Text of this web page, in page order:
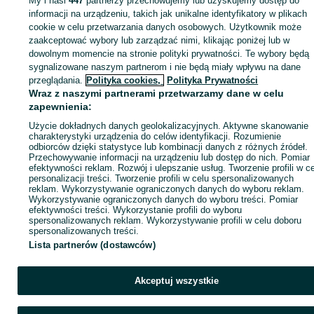
Zaloguj się lub załóż konto na OLX, aby skontaktować się z
sprzedającym
Zaloguj się / Załóż konto
informacji na urządzeniu, takich jak unikalne identyfikatory w plikach
cookie w celu przetwarzania danych osobowych. Użytkownik może
zaakceptować wybory lub zarządzać nimi, klikając poniżej lub w
dowolnym momencie na stronie polityki prywatności. Te wybory będą
sygnalizowane naszym partnerom i nie będą miały wpływu na dane
przeglądania. Polityka cookies, Polityka Prywatności
Wraz z naszymi partnerami przetwarzamy dane w celu
zapewnienia:
Użycie dokładnych danych geolokalizacyjnych. Aktywne skanowanie
charakterystyki urządzenia do celów identyfikacji. Rozumienie
odbiorców dzięki statystyce lub kombinacji danych z różnych źródeł.
Przechowywanie informacji na urządzeniu lub dostęp do nich. Pomiar
efektywności reklam. Rozwój i ulepszanie usług. Tworzenie profili w
personalizacji treści. Tworzenie profili w celu spersonalizowanych
reklam. Wykorzystywanie ograniczonych danych do wyboru reklam.
Wykorzystywanie ograniczonych danych do wyboru treści. Pomiar
efektywności treści. Wykorzystanie profili do wyboru
spersonalizowanych reklam. Wykorzystywanie profili w celu doboru
spersonalizowanych treści.
Lista partnerów (dostawców)
Akceptuj wszystkie